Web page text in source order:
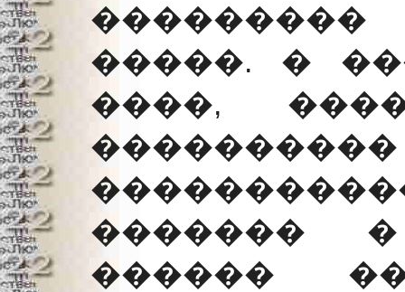
�����. �
����,
�������
������